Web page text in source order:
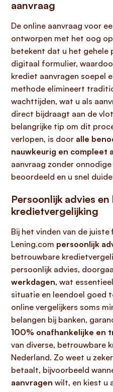
aanvraag
De online aanvraag voor
ontworpen met het oog op
betekent dat u het gehele
digitaal formulier,
krediet aanvragen soepel
methode elimineert
wachttijden, wat u als
direct bijdraagt aan de
belangrijke tip om dit
verlopen, is door alle
nauwkeurig en compleet
aanvraag zonder
beoordeeld en u snel
Persoonlijk advies
kredietvergelijking
Bij het vinden van de
Lening.com persoonlijk
betrouwbare
persoonlijk advies,
werkdagen, wat
situatie en leendoel goed
online vergelijkers soms
belangen bij banken,
100% onafhankelijke en
van diverse, betrouwbare
Nederland. Zo weet u
betaalt, bijvoorbeeld
aanvragen wilt, en kiest u